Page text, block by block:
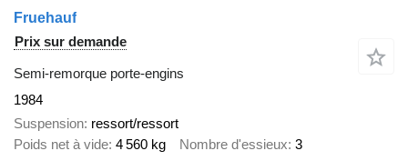
Fruehauf
Prix sur demande
Semi-remorque porte-engins
1984
Suspension ressort/ressort
Poids net à vide 4 560 kg Nombre d'essieux 3